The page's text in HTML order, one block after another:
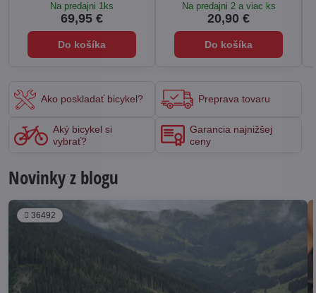
Novinky z blogu
36492
Na predajni 1ks
69,95 €
Do košíka
Na predajni 2 a viac ks
20,90 €
Do košíka
Ako poskladať bicykel? Preprava tovaru
Aký bicykel si
vybrať?
Garancia najnižšej
ceny